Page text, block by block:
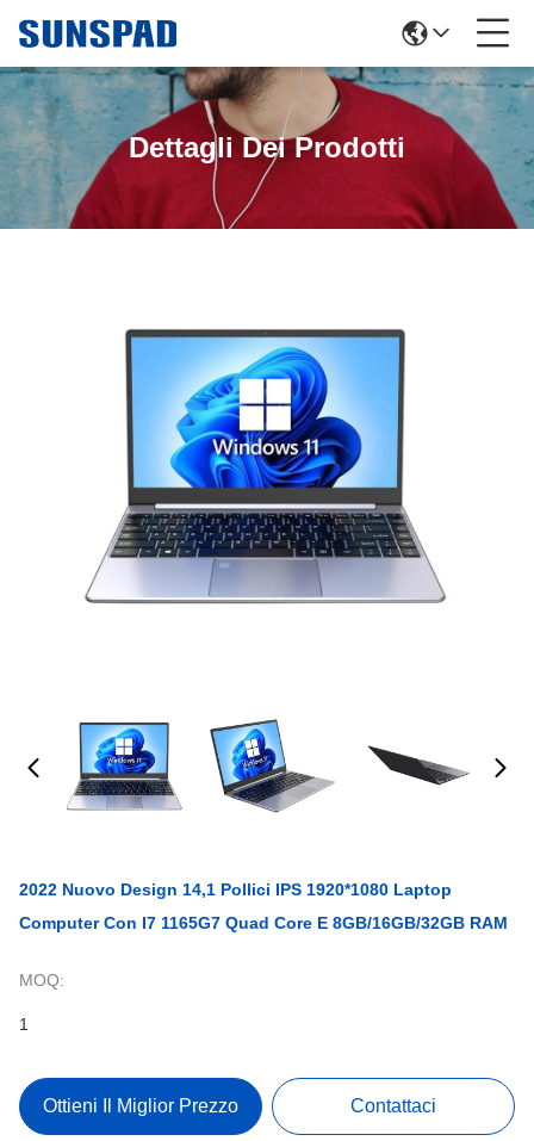
Dettagli Dei Prodotti
2022 Nuovo Design 14,1 Pollici IPS 1920*1080 Laptop
Computer Con I7 1165G7 Quad Core E 8GB/16GB/32GB RAM
MOQ:
1
Ottieni Il Miglior Prezzo Contattaci